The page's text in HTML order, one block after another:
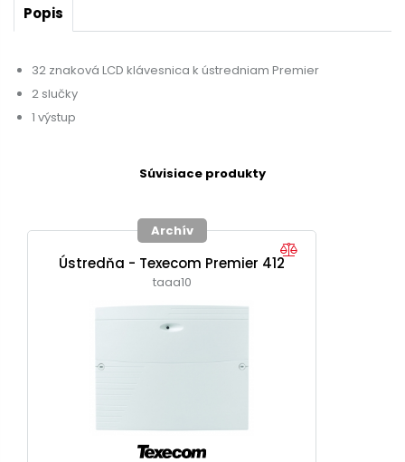
Popis
32 znaková LCD klávesnica k ústredniam Premier
2 slučky
1 výstup
Súvisiace produkty
Archív
Ústredňa - Texecom Premier 412
taaa10